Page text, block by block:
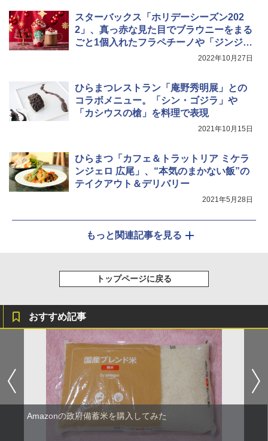
5
シャープ ウォーターオーブン ヘルシオ
AX-XJ1-B ブラック 30L 2段調理 コンベ
スターバックス「ホリデーシーズン202
2」、真っ赤な見た目でブラウニーをまる
ごと1個入れたフラペチーノや「ジンジャ
2022年10月27日
ひらまつレストラン「庵野秀明展」との
コラボメニュー。「シン・ゴジラ」や
「カシウスの槍」を料理で表現
2021年10月15日
ひらまつ「カフェ＆トラットリア ミケラ
ンジェロ 広尾」、“本気のまかない飯”の
テイクアウト＆デリバリー
2021年5月28日
もっと関連記事を見る
トップページに戻る
おすすめ記事
Amazonの政府備蓄米を購入してみた